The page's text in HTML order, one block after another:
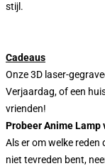
stijl.
Cadeaus
Onze 3D laser-
Verjaardag, of een
vrienden!
Probeer Anime Lamp
Als er om welke reden
niet tevreden bent,